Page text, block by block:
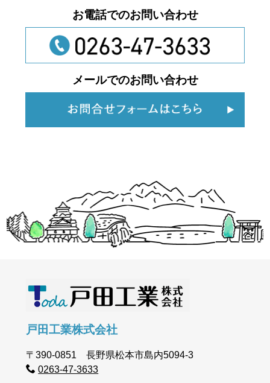
お電話でのお問い合わせ
メールでのお問い合わせ
戸田工業株式会社
〒390-0851 長野県松本市島内5094-3
0263-47-3633